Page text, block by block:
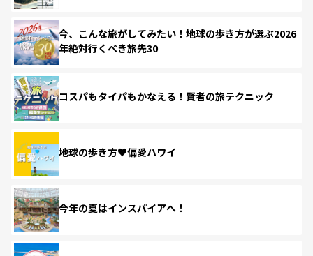
今、こんな旅がしてみたい！地球の歩き方が選ぶ2026
年絶対行くべき旅先30
コスパもタイパもかなえる！賢者の旅テクニック
地球の歩き方♥偏愛ハワイ
今年の夏はインスパイアへ！